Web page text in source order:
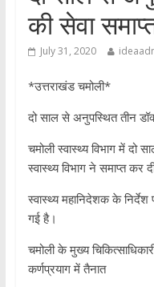
की सेवा
July 31, 2020
*उत्तराखंड चमोली*
दो साल से अनुपस्थित तीन
चमोली स्वास्थ्य विभाग में दो
स्वास्थ्य विभाग ने समाप्त कर
स्वास्थ्य महानिदेशक के निर्देश
गई है।
चमोली के मुख्य
कर्णप्रयाग में तैनात